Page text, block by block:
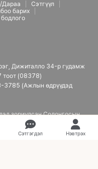
Сэтгүүл
барих
Дижиталло 34-р гудамж
тоот (08378)
3785 (Ажлын өдрүүдэд
зориулсан Солонгосын
Сэтгэгдэл Нэвтрэх